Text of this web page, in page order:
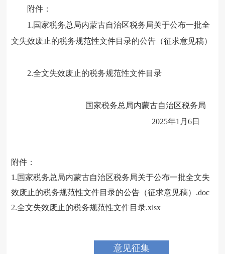
附件：
1.国家税务总局内蒙古自治区税务局关于公布一批全
文失效废止的税务规范性文件目录的公告（征求意见稿）
2.全文失效废止的税务规范性文件目录
国家税务总局内蒙古自治区税务局
2025年1月6日
附件：
1.国家税务总局内蒙古自治区税务局关于公布一批全文失
效废止的税务规范性文件目录的公告（征求意见稿）.doc
2.全文失效废止的税务规范性文件目录.xlsx
意见征集